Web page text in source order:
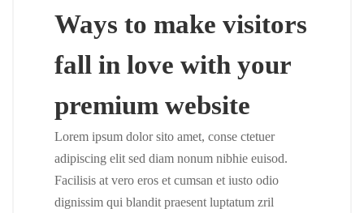
Ways to make visitors
fall in love with your
premium website
Lorem ipsum dolor sito amet, conse ctetuer
adipiscing elit sed diam nonum nibhie euisod.
Facilisis at vero eros et cumsan et iusto odio
dignissim qui blandit praesent luptatum zril